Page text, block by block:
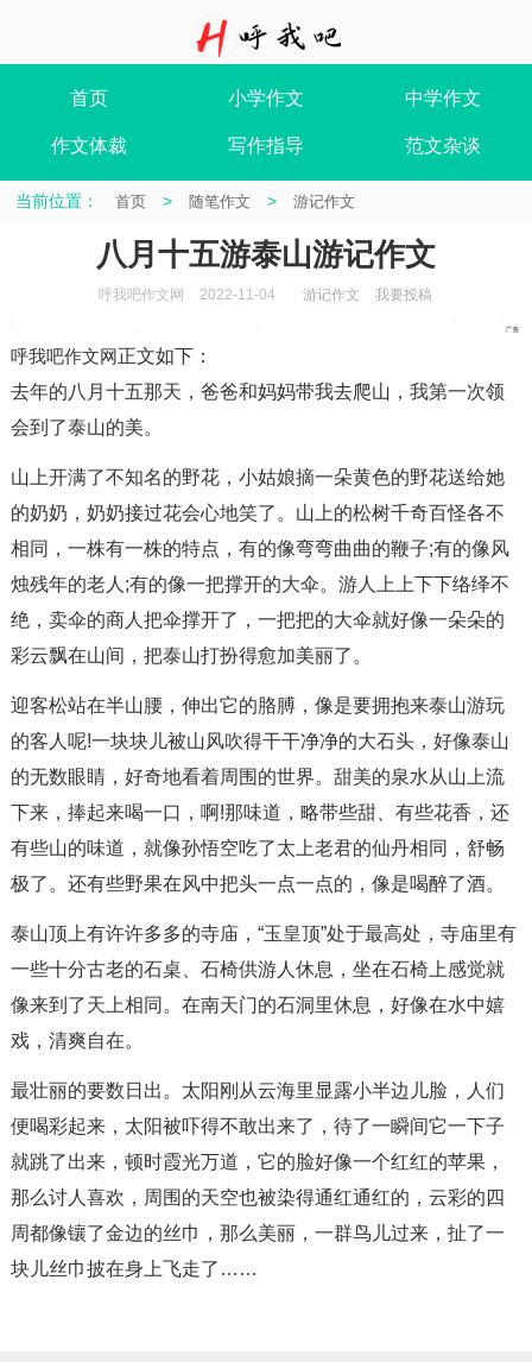
首页 小学作文 中学作文
作文体裁 写作指导 范文杂谈
当前位置： 首页 > 随笔作文 > 游记作文
八月十五游泰山游记作文
呼我吧作文网 2022-11-04 游记作文 我要投稿
呼我吧作文网正文如下：
去年的八月十五那天，爸爸和妈妈带我去爬山，我第一次领
会到了泰山的美。
山上开满了不知名的野花，小姑娘摘一朵黄色的野花送给她
的奶奶，奶奶接过花会心地笑了。山上的松树千奇百怪各不
相同，一株有一株的特点，有的像弯弯曲曲的鞭子;有的像风
烛残年的老人;有的像一把撑开的大伞。游人上上下下络绎不
绝，卖伞的商人把伞撑开了，一把把的大伞就好像一朵朵的
彩云飘在山间，把泰山打扮得愈加美丽了。
迎客松站在半山腰，伸出它的胳膊，像是要拥抱来泰山游玩
的客人呢!一块块儿被山风吹得干干净净的大石头，好像泰山
的无数眼睛，好奇地看着周围的世界。甜美的泉水从山上流
下来，捧起来喝一口，啊!那味道，略带些甜、有些花香，还
有些山的味道，就像孙悟空吃了太上老君的仙丹相同，舒畅
极了。还有些野果在风中把头一点一点的，像是喝醉了酒。
泰山顶上有许许多多的寺庙，“玉皇顶”处于最高处，寺庙里有
一些十分古老的石桌、石椅供游人休息，坐在石椅上感觉就
像来到了天上相同。在南天门的石洞里休息，好像在水中嬉
戏，清爽自在。
最壮丽的要数日出。太阳刚从云海里显露小半边儿脸，人们
便喝彩起来，太阳被吓得不敢出来了，待了一瞬间它一下子
就跳了出来，顿时霞光万道，它的脸好像一个红红的苹果，
那么讨人喜欢，周围的天空也被染得通红通红的，云彩的四
周都像镶了金边的丝巾，那么美丽，一群鸟儿过来，扯了一
块儿丝巾披在身上飞走了……